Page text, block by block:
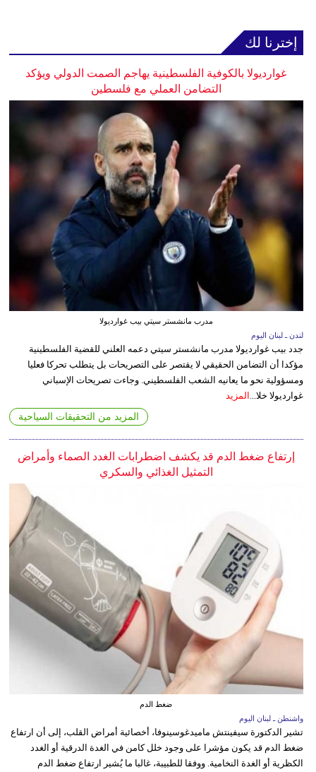
إخترنا لك
غوارديولا بالكوفية الفلسطينية يهاجم الصمت الدولي ويؤكد
التضامن العملي مع فلسطين
مدرب مانشستر سيتي بيب غوارديولا
لندن ـ لبنان اليوم
جدد بيب غوارديولا مدرب مانشستر سيتي دعمه العلني للقضية الفلسطينية
مؤكدا أن التضامن الحقيقي لا يقتصر على التصريحات بل يتطلب تحركا فعليا
ومسؤولية نحو ما يعانيه الشعب الفلسطيني. وجاءت تصريحات الإسباني
غوارديولا خلا...
المزيد
المزيد من التحقيقات السياحية
إرتفاع ضغط الدم قد يكشف اضطرابات الغدد الصماء وأمراض
التمثيل الغذائي والسكري
ضغط الدم
واشنطن ـ لبنان اليوم
تشير الدكتورة سيفينتش ماميدغوسينوفا، أخصائية أمراض القلب، إلى أن ارتفاع
ضغط الدم قد يكون مؤشرا على وجود خلل كامن في الغدة الدرقية أو الغدد
الكظرية أو الغدة النخامية. ووفقا للطبيبة، غالبا ما يُشير ارتفاع ضغط الدم